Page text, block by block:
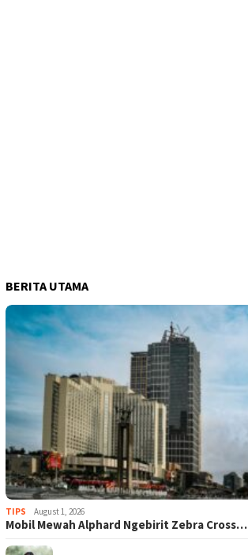
BERITA UTAMA
TIPS August 1, 2026
Mobil Mewah Alphard Ngebirit Zebra Cross…